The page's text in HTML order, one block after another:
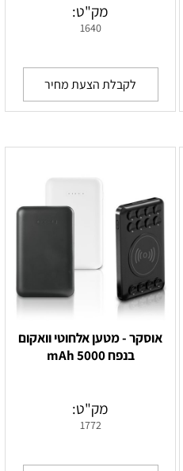
מק"ט:
1640
לקבלת הצעת מחיר
אוסקר - מטען אלחוטי וואקום
בנפח 5000 mAh
מק"ט:
1772